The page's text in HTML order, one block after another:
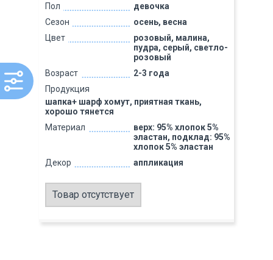
Пол
девочка
Сезон
осень, весна
Цвет
розовый, малина,
пудра, серый, светло-
розовый
Возраст
2-3 года
Продукция
шапка+ шарф хомут, приятная ткань,
хорошо тянется
Материал
верх: 95% хлопок 5%
эластан, подклад: 95%
хлопок 5% эластан
Декор
аппликация
Товар отсутствует